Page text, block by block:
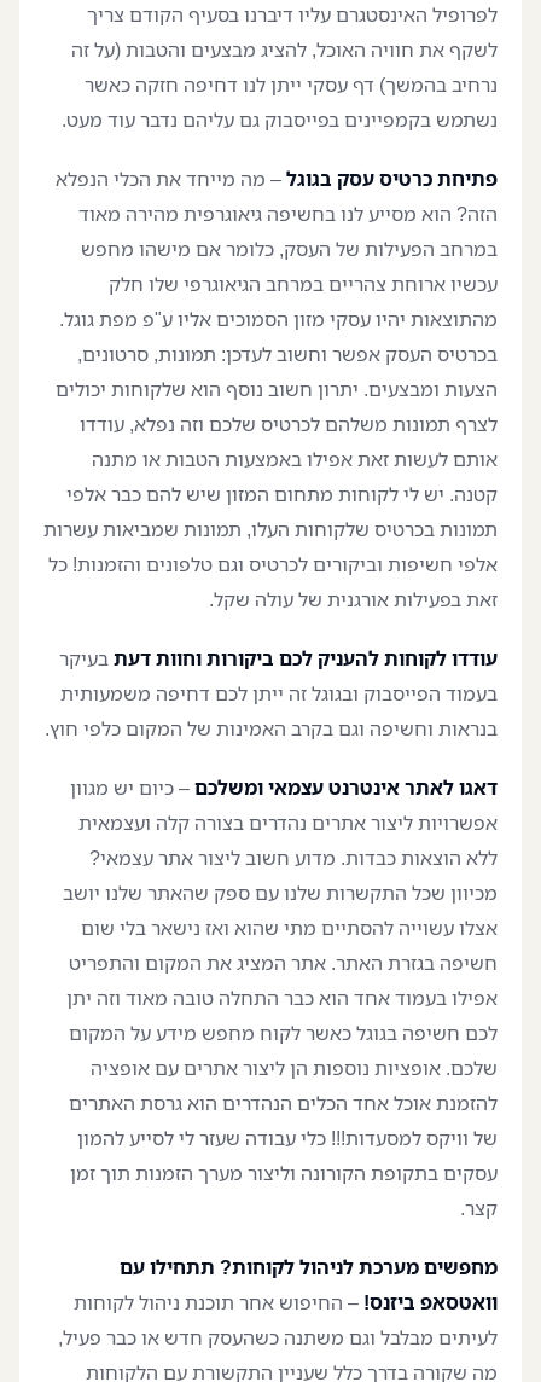
לפרופיל האינסטגרם עליו דיברנו בסעיף הקודם צריך
לשקף את חוויה האוכל, להציג מבצעים והטבות (על זה
נרחיב בהמשך) דף עסקי ייתן לנו דחיפה חזקה כאשר
נשתמש בקמפיינים בפייסבוק גם עליהם נדבר עוד מעט.
פתיחת כרטיס עסק בגוגל– מה מייחד את הכלי הנפלא
הזה? הוא מסייע לנו בחשיפה גיאוגרפית מהירה מאוד
במרחב הפעילות של העסק, כלומר אם מישהו מחפש
עכשיו ארוחת צהריים במרחב הגיאוגרפי שלו חלק
מהתוצאות יהיו עסקי מזון הסמוכים אליו ע"פ מפת גוגל.
בכרטיס העסק אפשר וחשוב לעדכן: תמונות, סרטונים,
הצעות ומבצעים. יתרון חשוב נוסף הוא שלקוחות יכולים
לצרף תמונות משלהם לכרטיס שלכם וזה נפלא, עודדו
אותם לעשות זאת אפילו באמצעות הטבות או מתנה
קטנה. יש לי לקוחות מתחום המזון שיש להם כבר אלפי
תמונות בכרטיס שלקוחות העלו, תמונות שמביאות עשרות
אלפי חשיפות וביקורים לכרטיס וגם טלפונים והזמנות! כל
זאת בפעילות אורגנית של עולה שקל.
עודדו לקוחות להעניק לכם ביקורות וחוות דעתבעיקר
בעמוד הפייסבוק ובגוגל זה ייתן לכם דחיפה משמעותית
בנראות וחשיפה וגם בקרב האמינות של המקום כלפי חוץ.
דאגו לאתר אינטרנט עצמאי ומשלכם– כיום יש מגוון
אפשרויות ליצור אתרים נהדרים בצורה קלה ועצמאית
ללא הוצאות כבדות. מדוע חשוב ליצור אתר עצמאי?
מכיוון שכל התקשרות שלנו עם ספק שהאתר שלנו יושב
אצלו עשוייה להסתיים מתי שהוא ואז נישאר בלי שום
חשיפה בגזרת האתר. אתר המציג את המקום והתפריט
אפילו בעמוד אחד הוא כבר התחלה טובה מאוד וזה יתן
לכם חשיפה בגוגל כאשר לקוח מחפש מידע על המקום
שלכם. אופציות נוספות הן ליצור אתרים עם אופציה
להזמנת אוכל אחד הכלים הנהדרים הוא גרסת האתרים
של וויקס למסעדות!!! כלי עבודה שעזר לי לסייע להמון
עסקים בתקופת הקורונה וליצור מערך הזמנות תוך זמן
קצר.
מחפשים מערכת לניהול לקוחות? תתחילו עם
וואטסאפ ביזנס! – החיפוש אחר תוכנת ניהול לקוחות
לעיתים מבלבל וגם משתנה כשהעסק חדש או כבר פעיל,
מה שקורה בדרך כלל שעניין התקשורת עם הלקוחות